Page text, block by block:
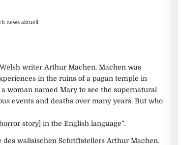
news aktuell
writer Arthur Machen. Machen was
in the ruins of a pagan temple in
woman named Mary to see the supernatural
events and deaths over many years. But who
story] in the English language“.
walisischen Schriftstellers Arthur Machen.